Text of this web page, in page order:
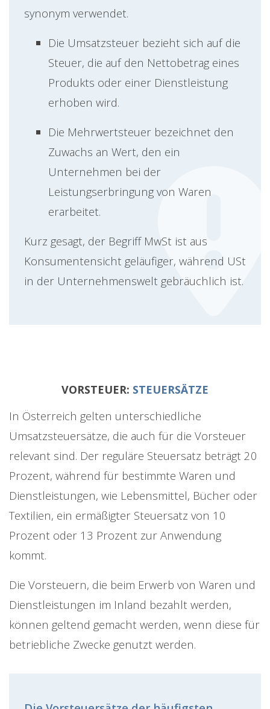
synonym verwendet.
Die Umsatzsteuer bezieht sich auf die
Steuer, die auf den Nettobetrag eines
Produkts oder einer Dienstleistung
erhoben wird.
Die Mehrwertsteuer bezeichnet den
Zuwachs an Wert, den ein
Unternehmen bei der
Leistungserbringung von Waren
erarbeitet.
Kurz gesagt, der Begriff MwSt ist aus
Konsumentensicht geläufiger, während USt
in der Unternehmenswelt gebräuchlich ist.
VORSTEUER: STEUERSÄTZE
In Österreich gelten unterschiedliche
Umsatzsteuersätze, die auch für die Vorsteuer
relevant sind. Der reguläre Steuersatz beträgt 20
Prozent, während für bestimmte Waren und
Dienstleistungen, wie Lebensmittel, Bücher oder
Textilien, ein ermäßigter Steuersatz von 10
Prozent oder 13 Prozent zur Anwendung
kommt.
Die Vorsteuern, die beim Erwerb von Waren und
Dienstleistungen im Inland bezahlt werden,
können geltend gemacht werden, wenn diese für
betriebliche Zwecke genutzt werden.